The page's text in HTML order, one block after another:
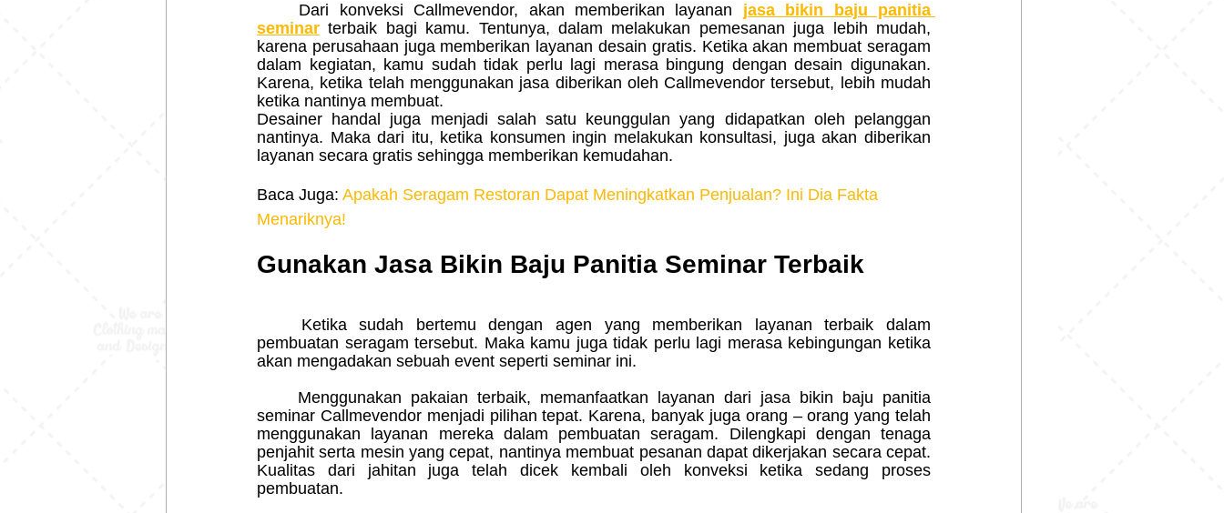
	Dari konveksi Callmevendor, akan memberikan layanan
jasa bikin baju panitia
seminar terbaik bagi kamu. Tentunya, dalam melakukan pemesanan juga lebih mudah,
karena perusahaan juga memberikan layanan desain gratis. Ketika akan membuat seragam
dalam kegiatan, kamu sudah tidak perlu lagi merasa bingung dengan desain digunakan.
Karena, ketika telah menggunakan jasa diberikan oleh Callmevendor tersebut, lebih mudah
ketika nantinya membuat.
Desainer handal juga menjadi salah satu keunggulan yang didapatkan oleh pelanggan
nantinya. Maka dari itu, ketika konsumen ingin melakukan konsultasi, juga akan diberikan
layanan secara gratis sehingga memberikan kemudahan.
Baca Juga: Apakah Seragam Restoran Dapat Meningkatkan Penjualan? Ini Dia Fakta
Menariknya!
Gunakan Jasa Bikin Baju Panitia Seminar Terbaik
pembuatan seragam tersebut. Maka kamu juga tidak perlu lagi merasa kebingungan ketika
akan mengadakan sebuah event seperti seminar ini.
seminar Callmevendor menjadi pilihan tepat. Karena, banyak juga orang – orang yang telah
menggunakan layanan mereka dalam pembuatan seragam. Dilengkapi dengan tenaga
penjahit serta mesin yang cepat, nantinya membuat pesanan dapat dikerjakan secara cepat.
Kualitas dari jahitan juga telah dicek kembali oleh konveksi ketika sedang proses
pembuatan.